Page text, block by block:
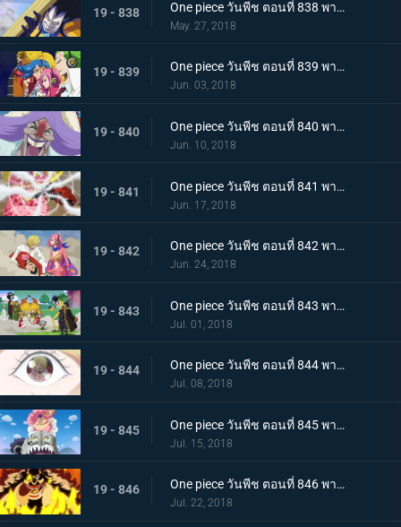
19 - 838 One piece วันพีช ตอนที่ 838 พากย์ไทย ลั่นไกอาวุธสังหาร เวลาแห่งการลอบสังหารบิ๊กมัม
May. 27, 2018
19 - 839 One piece วันพีช ตอนที่ 839 พากย์ไทย กองทัพที่ชั่วร้าย แปลงร่าง! เจลม่า 66!
Jun. 03, 2018
19 - 840 One piece วันพีช ตอนที่ 840 พากย์ไทย การตัดสัมพันธ์พ่อลูก! ซันจิกับจั๊ด!
Jun. 10, 2018
19 - 841 One piece วันพีช ตอนที่ 841 พากย์ไทย หนีจากปาร์ตี้น้ำชา! ลูฟี่ ปะทะ บิ๊กมัม!
Jun. 17, 2018
19 - 842 One piece วันพีช ตอนที่ 842 พากย์ไทย เริ่มบทลงโทษ อวสานลูฟี่และพวกพ้อง!
Jun. 24, 2018
19 - 843 One piece วันพีช ตอนที่ 843 พากย์ไทย ปราสาทพังทลาย พวกลูฟี่เปิดฉากการหนีอีกครั้ง!
Jul. 01, 2018
19 - 844 One piece วันพีช ตอนที่ 844 พากย์ไทย หอกแห่งเอลบัฟ! การโจมตีจากบนฟ้าของบิ๊กมัม!
Jul. 08, 2018
19 - 845 One piece วันพีช ตอนที่ 845 พากย์ไทย การตัดสินใจของพุดดิ้ง! ป่าล่อลวง! ที่อยู่ในกองเพลิง
Jul. 15, 2018
19 - 846 One piece วันพีช ตอนที่ 846 พากย์ไทย สายฟ้าโต้กลับ! นามิและเมฆสายฟ้าซุส!
Jul. 22, 2018